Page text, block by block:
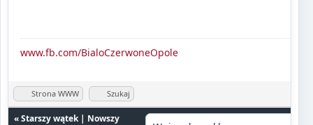
www.fb.com/BialoCzerwoneOpole
Strona WWW Szukaj
«Starszy wątek| Nowszy